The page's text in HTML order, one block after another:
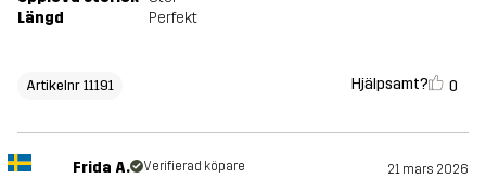
Längd
Perfekt
Artikelnr 11191 Hjälpsamt? 0
Frida A. Verifierad köpare 21 mars 2026